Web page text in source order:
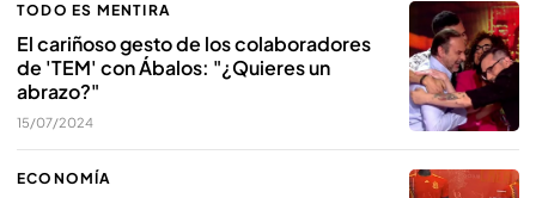
TODO ES MENTIRA
El cariñoso gesto de los colaboradores
de 'TEM' con Ábalos: "¿Quieres un
abrazo?"
15/07/2024
ECONOMÍA